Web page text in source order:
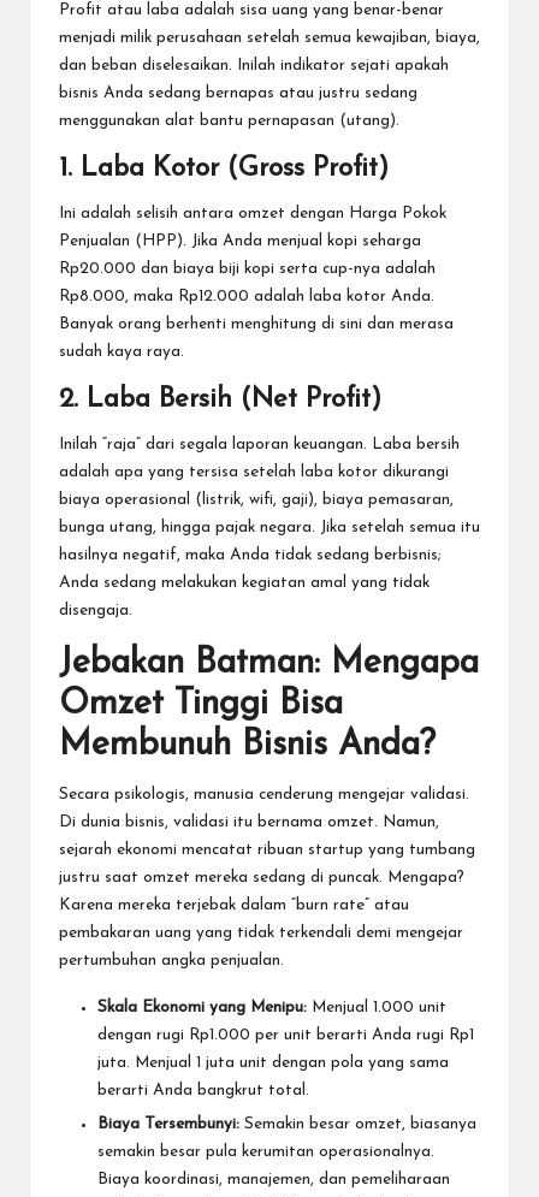
Profit atau laba adalah sisa uang yang benar-benar
menjadi milik perusahaan setelah semua kewajiban, biaya,
dan beban diselesaikan. Inilah indikator sejati apakah
bisnis Anda sedang bernapas atau justru sedang
menggunakan alat bantu pernapasan (utang).
1. Laba Kotor (Gross Profit)
Ini adalah selisih antara omzet dengan Harga Pokok
Penjualan (HPP). Jika Anda menjual kopi seharga
Rp20.000 dan biaya biji kopi serta cup-nya adalah
Rp8.000, maka Rp12.000 adalah laba kotor Anda.
Banyak orang berhenti menghitung di sini dan merasa
sudah kaya raya.
2. Laba Bersih (Net Profit)
Inilah “raja” dari segala laporan keuangan. Laba bersih
adalah apa yang tersisa setelah laba kotor dikurangi
biaya operasional (listrik, wifi, gaji), biaya pemasaran,
bunga utang, hingga pajak negara. Jika setelah semua itu
hasilnya negatif, maka Anda tidak sedang berbisnis;
Anda sedang melakukan kegiatan amal yang tidak
disengaja.
Jebakan Batman: Mengapa
Omzet Tinggi Bisa
Membunuh Bisnis Anda?
Secara psikologis, manusia cenderung mengejar validasi.
Di dunia bisnis, validasi itu bernama omzet. Namun,
sejarah ekonomi mencatat ribuan startup yang tumbang
justru saat omzet mereka sedang di puncak. Mengapa?
Karena mereka terjebak dalam “burn rate” atau
pembakaran uang yang tidak terkendali demi mengejar
pertumbuhan angka penjualan.
Skala Ekonomi yang Menipu: Menjual 1.000 unit
dengan rugi Rp1.000 per unit berarti Anda rugi Rp1
juta. Menjual 1 juta unit dengan pola yang sama
berarti Anda bangkrut total.
Biaya Tersembunyi: Semakin besar omzet, biasanya
semakin besar pula kerumitan operasionalnya.
Biaya koordinasi, manajemen, dan pemeliharaan